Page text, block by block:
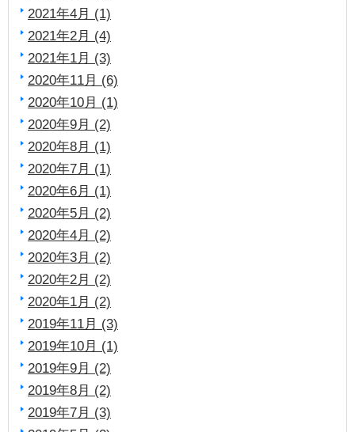
2021年4月 (1)
2021年2月 (4)
2021年1月 (3)
2020年11月 (6)
2020年10月 (1)
2020年9月 (2)
2020年8月 (1)
2020年7月 (1)
2020年6月 (1)
2020年5月 (2)
2020年4月 (2)
2020年3月 (2)
2020年2月 (2)
2020年1月 (2)
2019年11月 (3)
2019年10月 (1)
2019年9月 (2)
2019年8月 (2)
2019年7月 (3)